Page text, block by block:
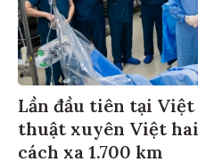
Lần đầu tiên tại
thuật xuyên Việt
cách xa 1.700 km